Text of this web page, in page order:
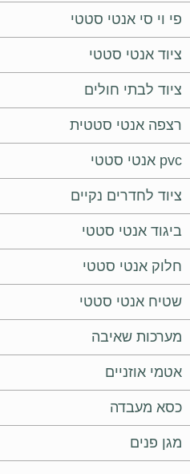
פי וי סי אנטי סטטי
ציוד אנטי סטטי
ציוד לבתי חולים
רצפה אנטי סטטית
pvc אנטי סטטי
ציוד לחדרים נקיים
ביגוד אנטי סטטי
חלוק אנטי סטטי
שטיח אנטי סטטי
מערכות שאיבה
אטמי אוזניים
כסא מעבדה
מגן פנים